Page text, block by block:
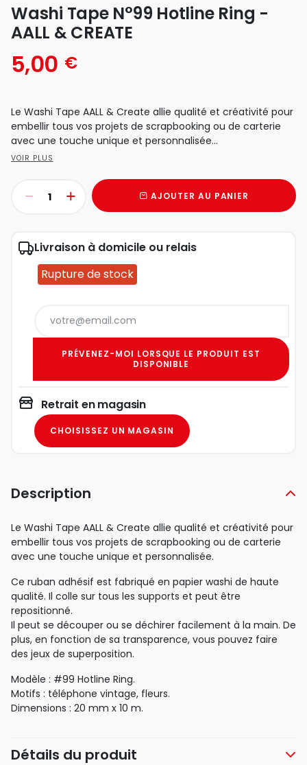
Washi Tape N°99 Hotline Ring -
AALL & CREATE
5,00 €
Le Washi Tape AALL & Create allie qualité et créativité pour
embellir tous vos projets de scrapbooking ou de carterie
avec une touche unique et personnalisée...
VOIR PLUS
AJOUTER AU PANIER
Livraison à domicile ou relais
Rupture de stock
PRÉVENEZ-MOI LORSQUE LE PRODUIT EST
DISPONIBLE
Retrait en magasin
CHOISISSEZ UN MAGASIN
Description
Le Washi Tape AALL & Create allie qualité et créativité pour
embellir tous vos projets de scrapbooking ou de carterie
avec une touche unique et personnalisée.
Ce ruban adhésif est fabriqué en papier washi de haute
qualité. Il colle sur tous les supports et peut être
repositionné.
Il peut se découper ou se déchirer facilement à la main. De
plus, en fonction de sa transparence, vous pouvez faire
des jeux de superposition.
Modèle : #99 Hotline Ring.
Motifs : téléphone vintage, fleurs.
Dimensions : 20 mm x 10 m.
Détails du produit